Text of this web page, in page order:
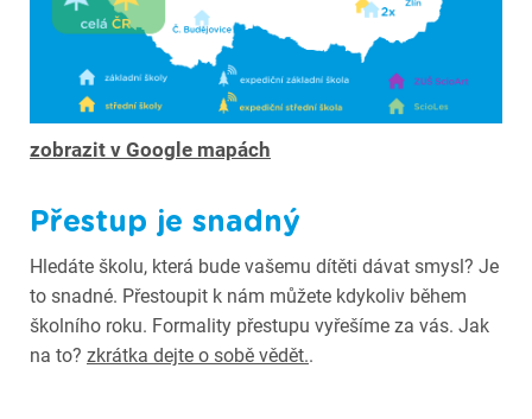
zobrazit v Google mapách
Přestup je snadný
Hledáte školu, která bude vašemu dítěti dávat smysl? Je
to snadné. Přestoupit k nám můžete kdykoliv během
školního roku. Formality přestupu vyřešíme za vás. Jak
na to? zkrátka dejte o sobě vědět..